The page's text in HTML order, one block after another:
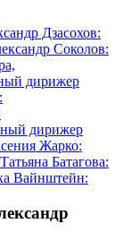
Дзасохов:
Соколов:
дирижер
дирижер
Жарко:
Батагова:
Вайнштейн: